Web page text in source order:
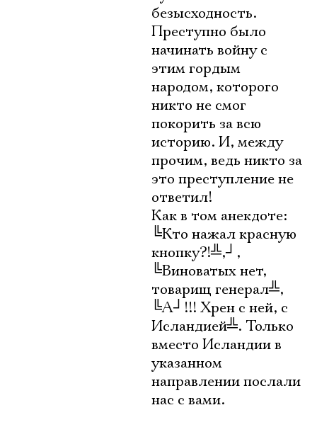
безысходность.
Преступно было
начинать войну с
этим гордым
народом, которого
никто не смог
покорить за всю
историю. И, между
прочим, ведь никто за
это преступление не
ответил!
Как в том анекдоте:
╚Кто нажал красную
кнопку?!╩,┘ ,
╚Виноватых нет,
товарищ генерал╩,
╚А┘ !!! Хрен с ней, с
Исландией╩. Только
вместо Исландии в
указанном
направлении послали
нас с вами.